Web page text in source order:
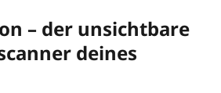
– der unsichtbare
deines